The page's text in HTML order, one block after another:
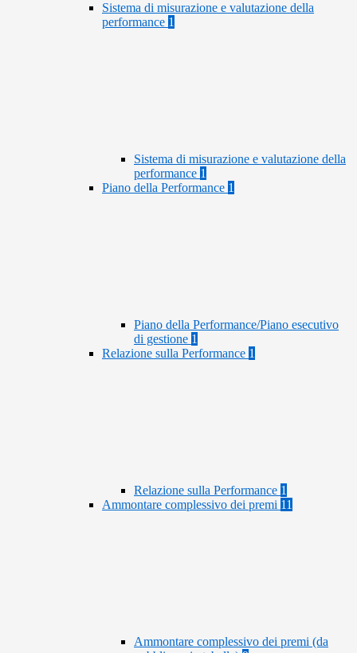
Sistema di misurazione e valutazione della
performance 1
Sistema di misurazione e valutazione della
performance 1
Piano della Performance 1
Piano della Performance/Piano esecutivo
di gestione 1
Relazione sulla Performance 1
Relazione sulla Performance 1
Ammontare complessivo dei premi 11
Ammontare complessivo dei premi (da